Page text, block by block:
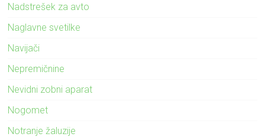
Nadstrešek za avto
Naglavne svetilke
Navijači
Nepremičnine
Nevidni zobni aparat
Nogomet
Notranje žaluzije